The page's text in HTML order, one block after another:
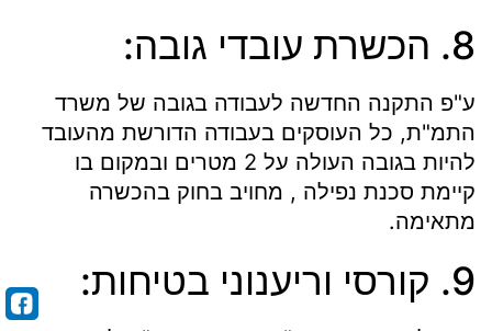
8. הכשרת עובדי גובה:
ע"פ התקנה החדשה לעבודה בגובה של משרד
התמ"ת, כל העוסקים בעבודה הדורשת מהעובד
להיות בגובה העולה על 2 מטרים ובמקום בו
קיימת סכנת נפילה , מחויב בחוק בהכשרה
מתאימה.
9. קורסי וריענוני בטיחות: